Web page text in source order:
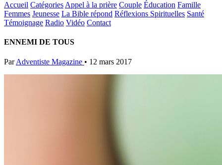
Accueil Catégories Appel à la prière Couple Éducation Famille
Femmes Jeunesse La Bible répond Réflexions Spirituelles Santé
Témoignage Radio Vidéo Contact
ENNEMI DE TOUS
Par Adventiste Magazine • 12 mars 2017